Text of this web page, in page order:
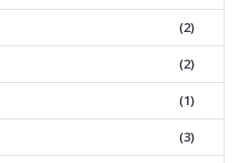
(2)
(2)
(1)
(3)